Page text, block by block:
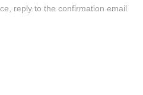
reply to the confirmation email